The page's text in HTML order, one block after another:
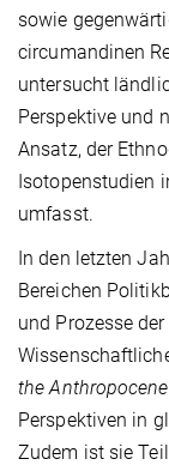
sowie
circumandinen
untersucht
Perspektive und
Ansatz, der
Isotopenstudien
umfasst.
In den letzten
Bereichen
und Prozesse
the
Perspektiven in
Zudem ist sie